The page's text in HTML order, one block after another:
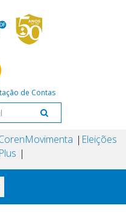
de Contas
Plus
Movimenta Eleições